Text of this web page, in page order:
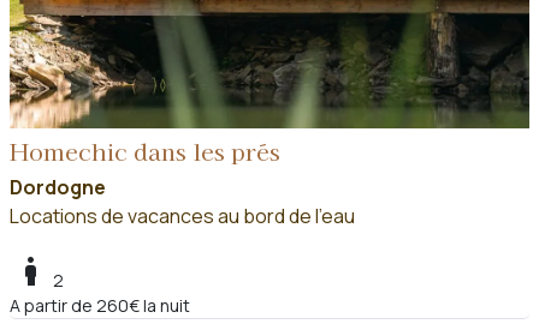
Homechic dans les prés
Dordogne
Locations de vacances au bord de l'eau
boy
2
A partir de 260€ la nuit